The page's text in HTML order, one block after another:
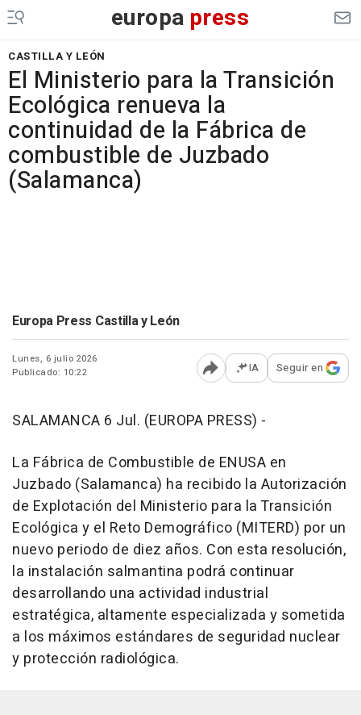
europa press
CASTILLA Y LEÓN
El Ministerio para la Transición
Ecológica renueva la
continuidad de la Fábrica de
combustible de Juzbado
(Salamanca)
Europa Press Castilla y León
Lunes, 6 julio 2026
Publicado: 10:22
Abrir opciones para
IA Seguir en
SALAMANCA 6 Jul. (EUROPA PRESS) -
La Fábrica de Combustible de ENUSA en
Juzbado (Salamanca) ha recibido la Autorización
de Explotación del Ministerio para la Transición
Ecológica y el Reto Demográfico (MITERD) por un
nuevo periodo de diez años. Con esta resolución,
la instalación salmantina podrá continuar
desarrollando una actividad industrial
estratégica, altamente especializada y sometida
a los máximos estándares de seguridad nuclear
y protección radiológica.